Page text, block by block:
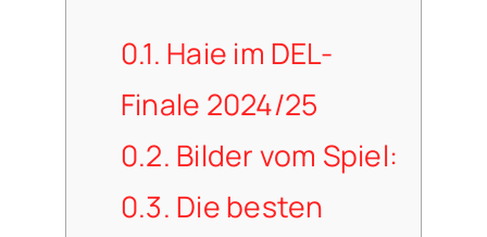
0.1. Haie im DEL-
Finale 2024/25
0.2. Bilder vom Spiel:
0.3. Die besten